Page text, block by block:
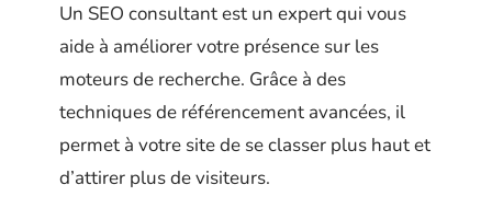
Un SEO consultant est un expert qui vous
aide à améliorer votre présence sur les
moteurs de recherche. Grâce à des
techniques de référencement avancées, il
permet à votre site de se classer plus haut et
d’attirer plus de visiteurs.